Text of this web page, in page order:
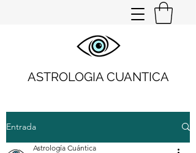
ASTROLOGIA CUANTICA
Entrada
Astrología Cuántica